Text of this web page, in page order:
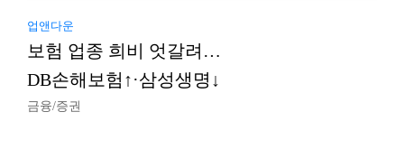
업앤다운
보험 업종 희비 엇갈려…
DB손해보험↑·삼성생명↓
금융/증권